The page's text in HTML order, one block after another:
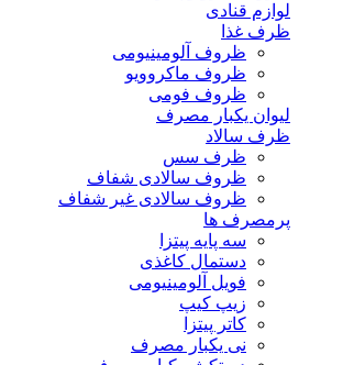
لوازم قنادی
ظرف غذا
ظروف آلومینیومی
ظروف ماکروویو
ظروف فومی
لیوان یکبار مصرف
ظرف سالاد
ظرف سس
ظروف سالادی شفاف
ظروف سالادی غیر شفاف
پرمصرف ها
سه پایه پیتزا
دستمال کاغذی
فویل آلومینیومی
زیپ کیپ
کاتر پیتزا
نی یکبار مصرف